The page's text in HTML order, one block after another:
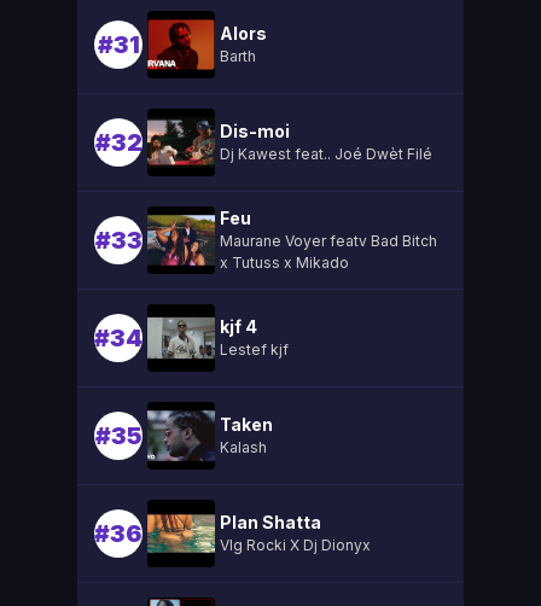
#31 Alors
Barth
#32 Dis-moi
Dj Kawest feat.. Joé Dwèt Filé
#33
Feu
Maurane Voyer featv Bad Bitch
x Tutuss x Mikado
#34 kjf 4
Lestef kjf
#35 Taken
Kalash
#36 Plan Shatta
Vlg Rocki X Dj Dionyx